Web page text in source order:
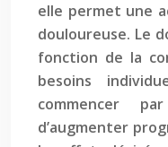
elle permet une
douloureuse. Le
fonction de la
besoins
commencer
d’augmenter